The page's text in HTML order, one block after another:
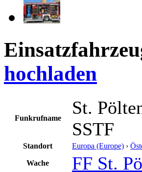
hochladen
Funkrufname
St.
SSTF
Standort Europa (Europe) ›
Wache FF St.